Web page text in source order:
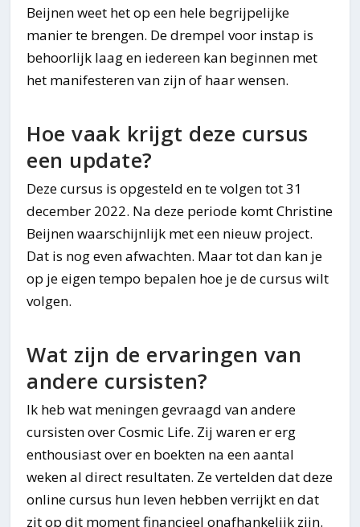
Beijnen weet het op een hele begrijpelijke
manier te brengen. De drempel voor instap is
behoorlijk laag en iedereen kan beginnen met
het manifesteren van zijn of haar wensen.
Hoe vaak krijgt deze cursus
een update?
Deze cursus is opgesteld en te volgen tot 31
december 2022. Na deze periode komt Christine
Beijnen waarschijnlijk met een nieuw project.
Dat is nog even afwachten. Maar tot dan kan je
op je eigen tempo bepalen hoe je de cursus wilt
volgen.
Wat zijn de ervaringen van
andere cursisten?
Ik heb wat meningen gevraagd van andere
cursisten over Cosmic Life. Zij waren er erg
enthousiast over en boekten na een aantal
weken al direct resultaten. Ze vertelden dat deze
online cursus hun leven hebben verrijkt en dat
zit op dit moment financieel onafhankelijk zijn.